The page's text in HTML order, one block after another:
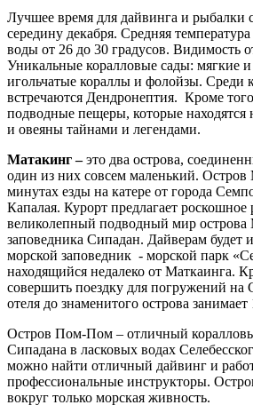
Лучшее время для дайвинга и рыбалки
середину декабря. Средняя температура
воды от 26 до 30 градусов. Видимость
Уникальные коралловые сады: мягкие
игольчатые кораллы и фолойзы. Среди
встречаются Дендронептия. Кроме
подводные пещеры, которые находятся
и овеяны тайнами и легендами.
Матакинг –это два острова,
один из них совсем маленький. Остров
минутах езды на катере от города
Капалая. Курорт предлагает роскошное
великолепный подводный мир острова
заповедника Сипадан. Дайверам будет
морской заповедник - морской парк
находящийся недалеко от Маткаинга.
совершить поездку для погружений на
отеля до знаменитого острова занимает
Остров Пом-Пом – отличный
Сипадана в ласковых водах
можно найти отличный дайвинг и
профессиональные инструкторы.
вокруг только морская живность.